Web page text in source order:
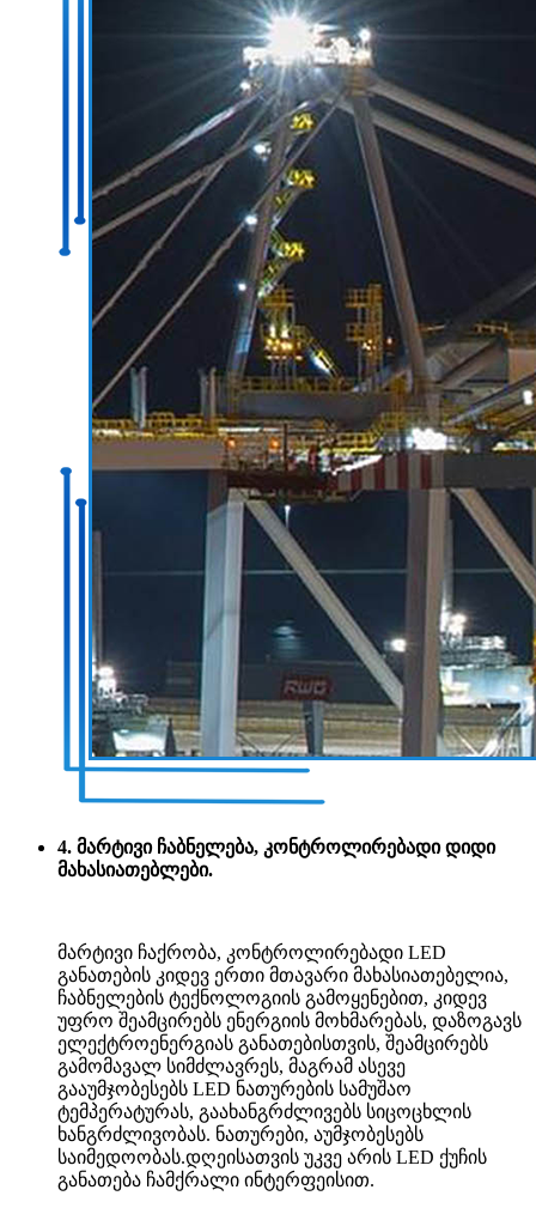
4. მარტივი ჩაბნელება, კონტროლირებადი დიდი
მახასიათებლები.
მარტივი ჩაქრობა, კონტროლირებადი LED
განათების კიდევ ერთი მთავარი მახასიათებელია,
ჩაბნელების ტექნოლოგიის გამოყენებით, კიდევ
უფრო შეამცირებს ენერგიის მოხმარებას, დაზოგავს
ელექტროენერგიას განათებისთვის, შეამცირებს
გამომავალ სიმძლავრეს, მაგრამ ასევე
გააუმჯობესებს LED ნათურების სამუშაო
ტემპერატურას, გაახანგრძლივებს სიცოცხლის
ხანგრძლივობას. ნათურები, აუმჯობესებს
საიმედოობას.დღეისათვის უკვე არის LED ქუჩის
განათება ჩამქრალი ინტერფეისით.